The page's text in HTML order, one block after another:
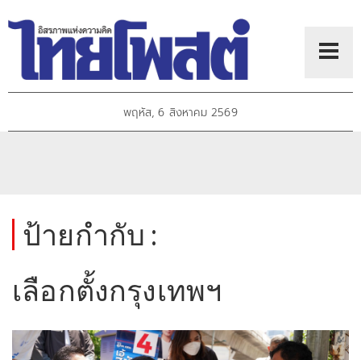
พฤหัส, 6 สิงหาคม 2569
ป้ายกำกับ :
เลือกตั้งกรุงเทพฯ